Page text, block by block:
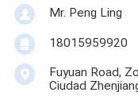
Mr. Peng Ling
18015959920
Fuyuan Road,
Ciudad